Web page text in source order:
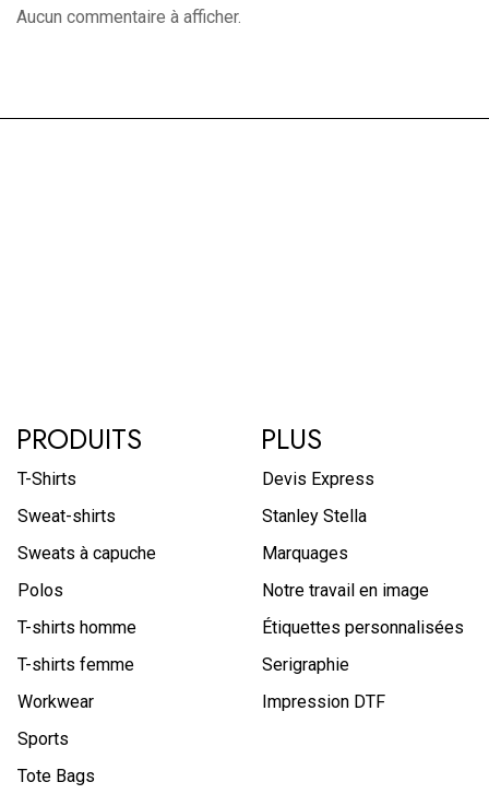
Aucun commentaire à afficher.
PRODUITS
T-Shirts
Sweat-shirts
Sweats à capuche
Polos
T-shirts homme
T-shirts femme
Workwear
Sports
Tote Bags
PLUS
Devis Express
Stanley Stella
Marquages
Notre travail en image
Étiquettes personnalisées
Serigraphie
Impression DTF